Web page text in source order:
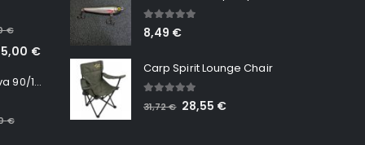
€
€
Minn Kota RT Terrova 90/115 WR QUEST
€
5.00
8,49 €
Carp Spirit Lounge Chair
out of 5
31,72€ 28,55 €